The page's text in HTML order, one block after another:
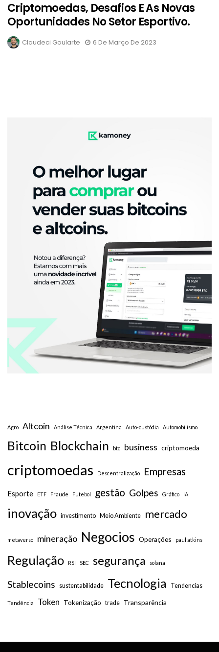
Criptomoedas, Desafios E As Novas
Oportunidades No Setor Esportivo.
Claudeci Goularte 6 De Março De 2023
Agro Altcoin Análise Técnica Argentina Auto-custódia Automobilismo
Bitcoin Blockchain btc business criptomoeda
criptomoedas Descentralização Empresas
Esporte ETF Fraude Futebol gestão Golpes Gráfico IA
inovação investimento Meio Ambiente mercado
metaverso mineração Negocios Operações paul atkins
Regulação RSI SEC segurança solana
Stablecoins sustentabilidade Tecnologia Tendencias
Tendência Token Tokenização trade Transparência